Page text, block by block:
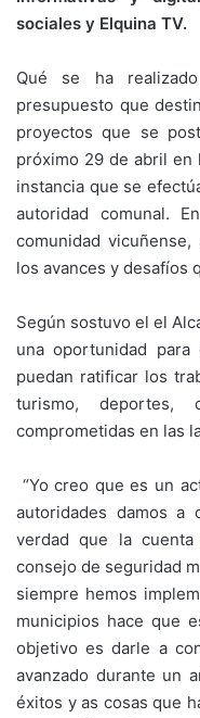
sociales y Elquina TV.
Qué se ha
presupuesto que
proyectos que se
próximo 29 de abril en
instancia que se
autoridad comunal.
comunidad
los avances y desafíos
Según sostuvo el el
una oportunidad
puedan ratificar los
turismo,
comprometidas en las
“Yo creo que es un
autoridades damos a
verdad que la
consejo de seguridad
siempre hemos
municipios hace que
objetivo es darle a
avanzado durante un
éxitos y as cosas que